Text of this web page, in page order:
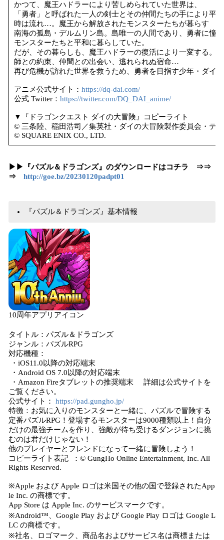
かつて、魔王ハドラーにより苦しめられていた世界は、
「勇者」と呼ばれた一人の剣士とその仲間たちの手により
時は流れ…。魔王から解放されたモンスターたちが暮らす
南海の孤島・デルムリン島。島唯一の人間であり、勇者に憧
モンスターたちと平和に暮らしていた。
だが、その暮らしも、魔王ハドラーの復活により一変する。
師との約束、仲間との出会い、逃れられぬ宿命…
再び危機が訪れた世界を救うため、勇者を目指す少年・ダイ
アニメ公式サイト： https://dq-dai.com/
公式 Twitter： https://twitter.com/DQ_DAI_anime/
▼『ドラゴンクエスト ダイの大冒険』コピーライト
© 三条陸、稲田浩司／集英社・ダイの大冒険製作委員会・テ
© SQUARE ENIX CO., LTD.
​▶▶『パズル＆ドラゴンズ』のダウンロードはコチラ ⇒⇒
⇒ http://goe.bz/20230120padpt01
『パズル＆ドラゴンズ』基本情報
10周年アプリアイコン
タイトル：パズル＆ドラゴンズ
ジャンル：パズルRPG
対応機種：
・iOS11.0以降の対応端末
・Android OS 7.0以降の対応端末
・Amazon Fireタブレットの推奨端末 詳細は公式サイトを
ご覧ください。
公式サイト： https://pad.gungho.jp/
特徴：お気に入りのモンスターと一緒に、パズルで冒険する
定番パズルRPG！登場するモンスターは9000種類以上！自分
だけの最強チームを作り、強敵が待ち受けるダンジョンに挑
むのは君だけじゃない！
他のプレイヤーとフレンドになって一緒に冒険しよう！
コピーライト表記 ：© GungHo Online Entertainment, Inc. All
Rights Reserved.
※Apple および Apple ロゴは米国その他の国で登録されたApp
le Inc. の商標です。
App Store は Apple Inc. のサービスマークです。
※Android™、Google Play および Google Play ロゴは Google L
LC の商標です。
※社名、ロゴマーク、商品名およびサービス名は商標または